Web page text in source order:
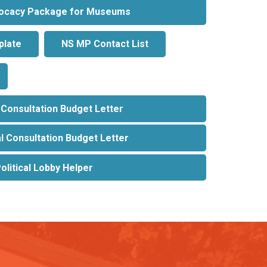
Package for Museums
NS MP Contact List
Budget Letter
Consultation Budget Letter
Lobby Helper